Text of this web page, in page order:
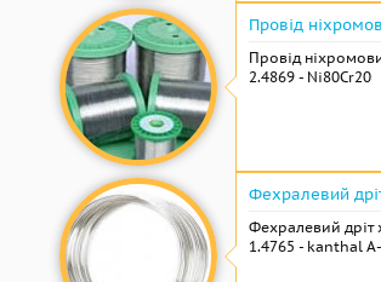
Провід
Провід
2.4869 - Ni80Cr20
Фехралевий
Фехралевий дріт
1.4765 - kanthal